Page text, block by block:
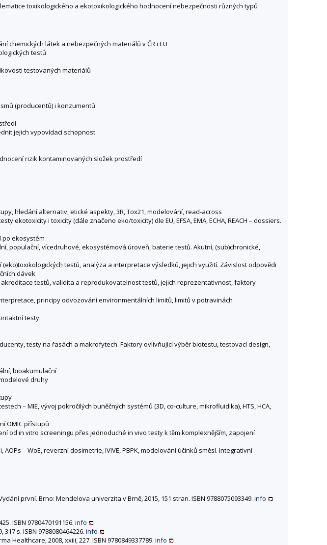
toxikologického a ekotoxikologického hodnocení nebezpečnosti různých typů
chemických látek a nebezpečných materiálů v ČR i EU
testů
testovaných materiálů
(producentů) i konzumentů
jejich vypovídací schopnost
rizik kontaminovaných složek prostředí
hledání alternativ, etické aspekty, 3R, Tox21, modelování, read-across
ekotoxicity i toxicity (dále značeno eko/toxicity) dle EU, EFSA, EMA, ECHA, REACH – dossiers.
po ekosystém
populační, vícedruhové, ekosystémová úroveň, baterie testů. Akutní, (sub)chronické,
testů, analýza a interpretace výsledků, jejich využití. Závislost odpovědi
dávek
testů, validita a reprodukovatelnost testů, jejich reprezentativnost, faktory
principy odvozování environmentálních limitů, limitů v potravinách
testy.
testy na řasách a makrofytech. Faktory ovlivňující výběr biotestu, testovací design,
bioakumulační
druhy
– MIE, vývoj pokročilých buněčných systémů (3D, co-culture, mikrofluidika), HTS, HCA,
OMIC přístupů
od in vitro screeningu přes jednoduché in vivo testy k těm komplexnějším, zapojení
– WoE, reverzní dosimetrie, IVIVE, PBPK, modelování účinků směsí. Integrativní
první. Brno: Mendelova univerzita v Brně, 2015, 151 stran. ISBN 9788075093349. info
ISBN 9780470191156. info
s. ISBN 9788080464226. info
Healthcare, 2008, xxiii, 227. ISBN 9780849337789. info